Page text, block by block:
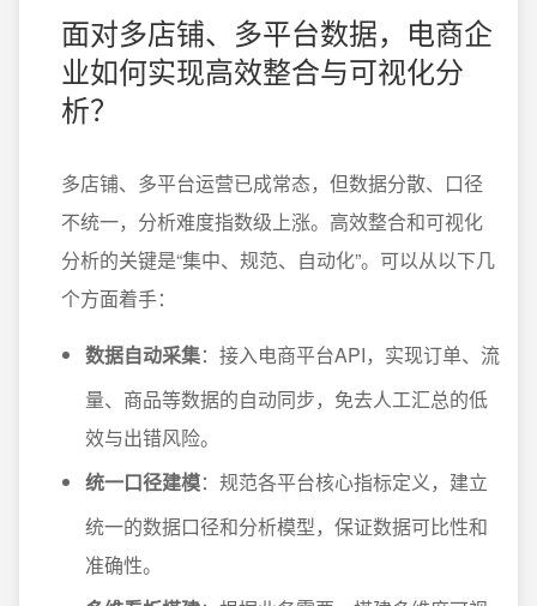
面对多店铺、多平台数据，电商企
业如何实现高效整合与可视化分
析？
多店铺、多平台运营已成常态，但数据分散、口径
不统一，分析难度指数级上涨。高效整合和可视化
分析的关键是“集中、规范、自动化”。可以从以下几
个方面着手：
数据自动采集：接入电商平台API，实现订单、流
量、商品等数据的自动同步，免去人工汇总的低
效与出错风险。
统一口径建模：规范各平台核心指标定义，建立
统一的数据口径和分析模型，保证数据可比性和
准确性。